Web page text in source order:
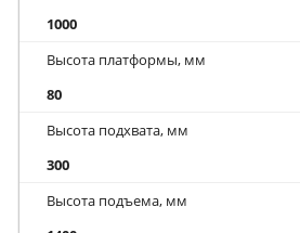
1000
Высота платформы, мм
80
Высота подхвата, мм
300
Высота подъема, мм